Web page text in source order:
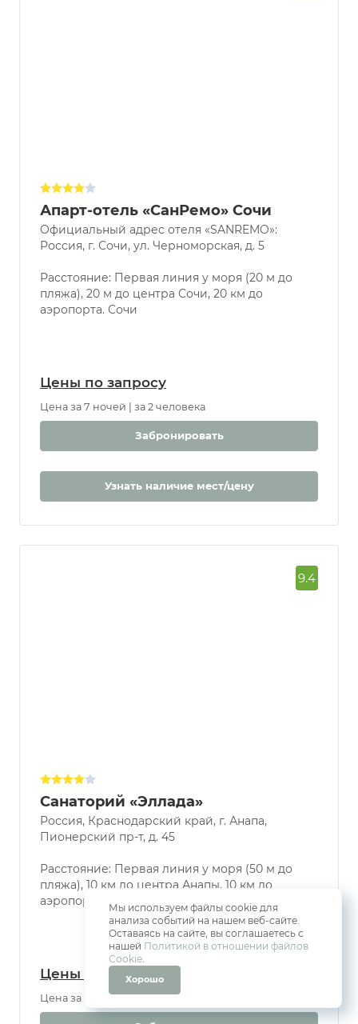
Апарт-отель «СанРемо» Сочи
Официальный адрес отеля «SANREMO»:
Расстояние: Первая линия у моря (20 м до
пляжа), 20 м до центра Сочи, 20 км до
Цена за 7 ночей | за 2 человека
Забронировать
Узнать наличие мест/цену
9.4
Санаторий «Эллада»
Россия, Краснодарский край, г. Анапа,
Расстояние: Первая линия у моря (50 м до
пляжа), 10 км до центра Анапы, 10 км до
аэропорта Анапы
Цены по запросу
Цена за 7 ночей | за 2 человека
Мы используем файлы cookie для
анализа событий на нашем веб-сайте.
Оставаясь на сайте, вы соглашаетесь с
нашей Политикой в отношении файлов
Cookie.
Хорошо